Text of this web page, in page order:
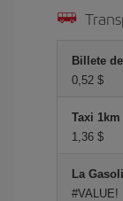
Billete
0,52 $
Taxi
1,36 $
La
#VALUE!